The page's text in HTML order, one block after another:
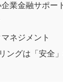
業金融サポー
ネジメント
ングは「安全